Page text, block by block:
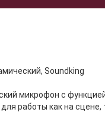
Soundking
микрофон с
работы как на сцене,